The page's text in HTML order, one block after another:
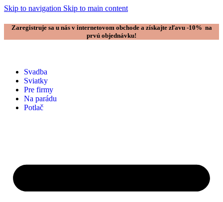
Skip to navigation Skip to main content
Zaregistruje sa u nás v internetovom obchode a získajte zľavu -10% na
prvú objednávku!
Svadba
Sviatky
Pre firmy
Na parádu
Potlač